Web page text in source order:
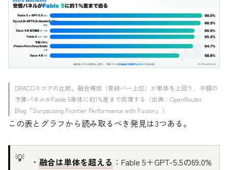
DRACOスコアの比較。融合構成（青緑バー上位）が単体を上回り、半額の
予算パネルがFable 5単体に約1%差まで肉薄する（出典：OpenRouter
Blog「Surpassing Frontier Performance with Fusion」）
この表とグラフから読み取るべき発見は3つある。
・ 融合は単体を超える ：Fable 5＋GPT-5.5の69.0%